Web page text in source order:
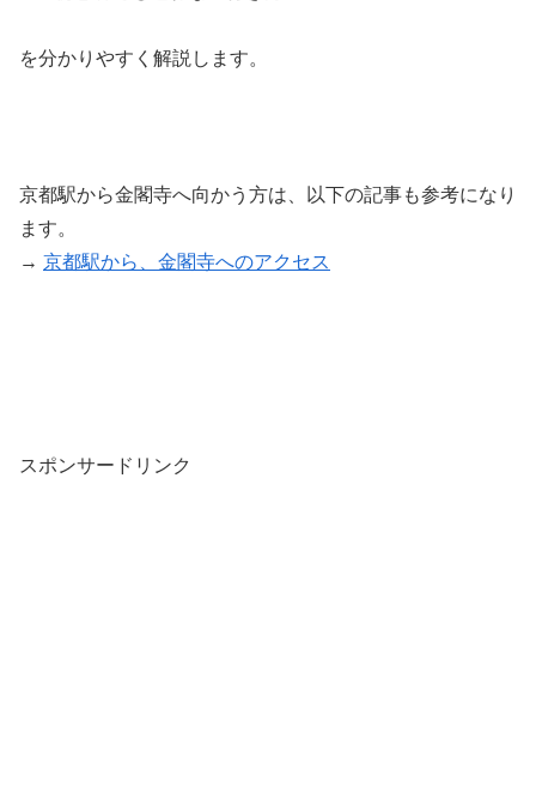
を分かりやすく解説します。
京都駅から金閣寺へ向かう方は、以下の記事も参考になり
ます。
→ 京都駅から、金閣寺へのアクセス
スポンサードリンク